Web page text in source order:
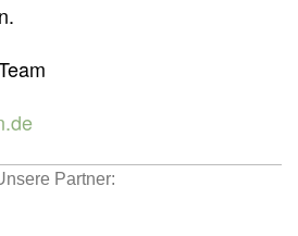
Partner: